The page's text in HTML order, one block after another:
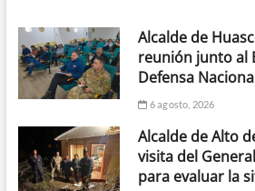
Alcalde de
reunión junto al
Defensa
6 agosto, 2026
Alcalde de Alto
visita del
para evaluar la